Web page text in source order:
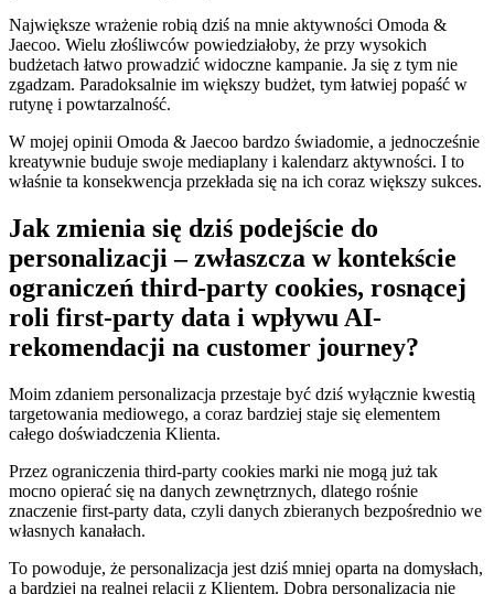
Największe wrażenie robią dziś na mnie aktywności Omoda &
Jaecoo. Wielu złośliwców powiedziałoby, że przy wysokich
budżetach łatwo prowadzić widoczne kampanie. Ja się z tym nie
zgadzam. Paradoksalnie im większy budżet, tym łatwiej popaść w
rutynę i powtarzalność.
W mojej opinii Omoda & Jaecoo bardzo świadomie, a jednocześnie
kreatywnie buduje swoje mediaplany i kalendarz aktywności. I to
właśnie ta konsekwencja przekłada się na ich coraz większy sukces.
Jak zmienia się dziś podejście do
personalizacji – zwłaszcza w kontekście
ograniczeń third-party cookies, rosnącej
roli first-party data i wpływu AI-
rekomendacji na customer journey?
Moim zdaniem personalizacja przestaje być dziś wyłącznie kwestią
targetowania mediowego, a coraz bardziej staje się elementem
całego doświadczenia Klienta.
Przez ograniczenia third-party cookies marki nie mogą już tak
mocno opierać się na danych zewnętrznych, dlatego rośnie
znaczenie first-party data, czyli danych zbieranych bezpośrednio we
własnych kanałach.
To powoduje, że personalizacja jest dziś mniej oparta na domysłach,
a bardziej na realnej relacji z Klientem. Dobra personalizacja nie